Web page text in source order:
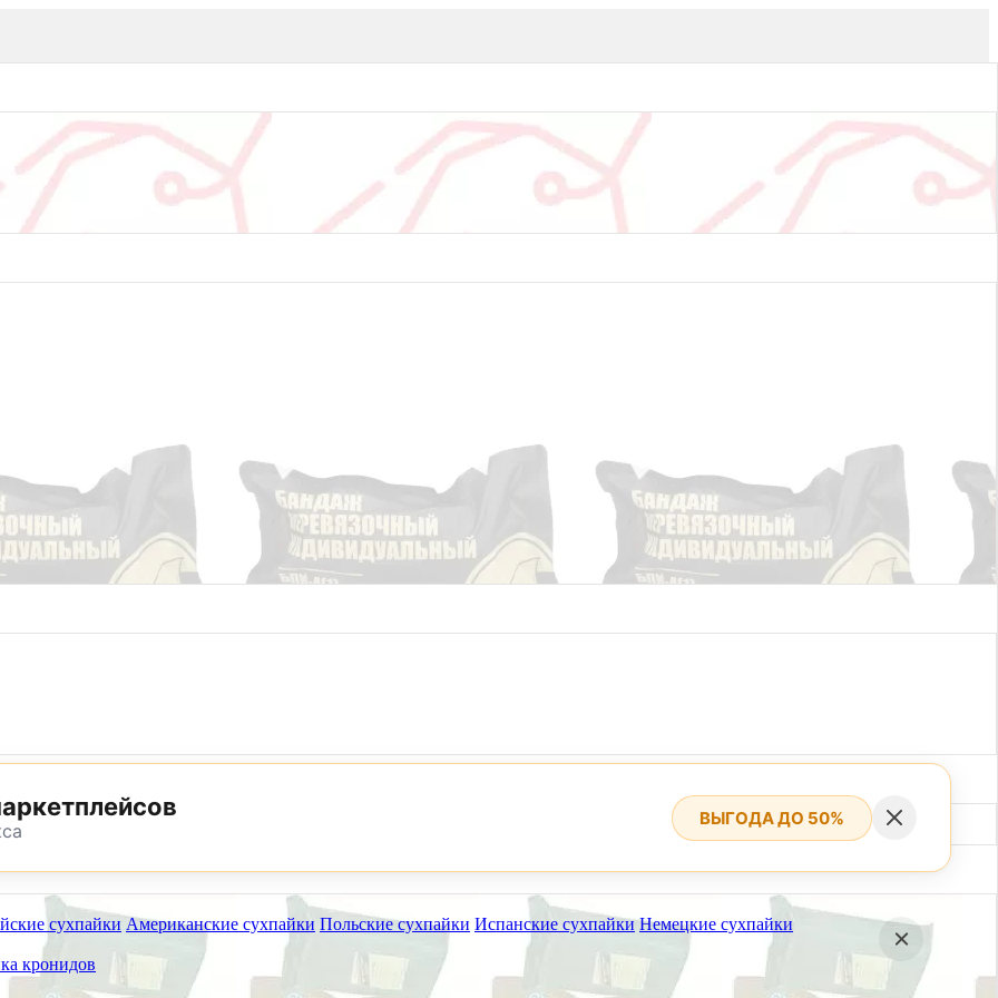
сухпайки Американские сухпайки Польские сухпайки Испанские сухпайки Немецкие сухпайки
кронидов
8 (495) 782-73-32
ВЫГОДА ДО 50%
работать на самовывоз в субботу 8 и 15 августа.